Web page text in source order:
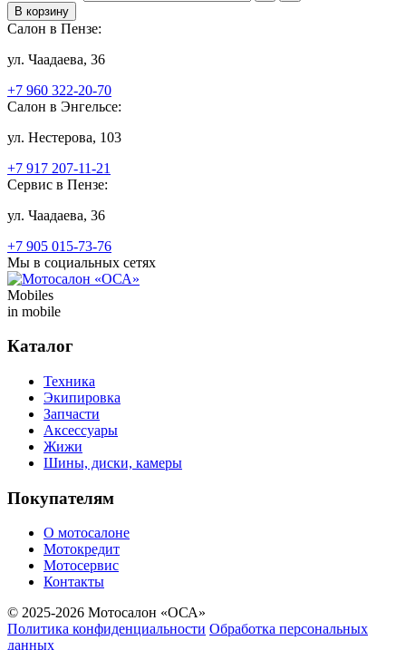
Салон в Пензе:
ул. Чаадаева, 36
+7 960 322-20-70
Салон в Энгельсе:
ул. Нестерова, 103
+7 917 207-11-21
Сервис в Пензе:
ул. Чаадаева, 36
+7 905 015-73-76
Мы в социальных сетях
Mobiles
in mobile
Каталог
Техника
Экипировка
Запчасти
Аксессуары
Жижи
Шины, диски, камеры
Покупателям
О мотосалоне
Мотокредит
Мотосервис
Контакты
© 2025-2026 Мотосалон «ОСА»
Политика конфиденциальности Обработка персональных
данных